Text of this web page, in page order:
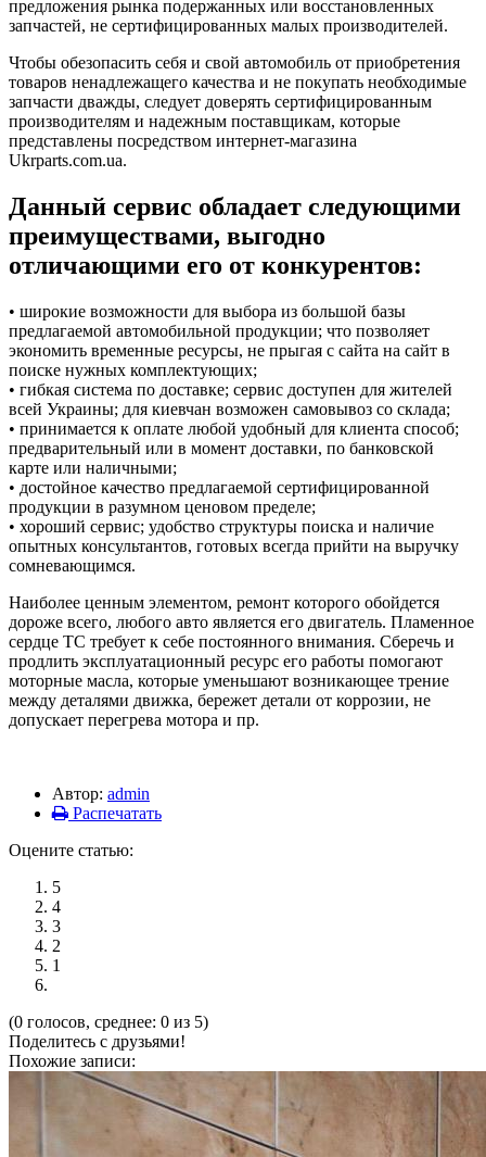
предложения рынка подержанных или восстановленных
запчастей, не сертифицированных малых производителей.
Чтобы обезопасить себя и свой автомобиль от приобретения
товаров ненадлежащего качества и не покупать необходимые
запчасти дважды, следует доверять сертифицированным
производителям и надежным поставщикам, которые
представлены посредством интернет-магазина
Ukrparts.com.ua.
Данный сервис обладает следующими
преимуществами, выгодно
отличающими его от конкурентов:
• широкие возможности для выбора из большой базы
предлагаемой автомобильной продукции; что позволяет
экономить временные ресурсы, не прыгая с сайта на сайт в
поиске нужных комплектующих;
• гибкая система по доставке; сервис доступен для жителей
всей Украины; для киевчан возможен самовывоз со склада;
• принимается к оплате любой удобный для клиента способ;
предварительный или в момент доставки, по банковской
карте или наличными;
• достойное качество предлагаемой сертифицированной
продукции в разумном ценовом пределе;
• хороший сервис; удобство структуры поиска и наличие
опытных консультантов, готовых всегда прийти на выручку
сомневающимся.
Наиболее ценным элементом, ремонт которого обойдется
дороже всего, любого авто является его двигатель. Пламенное
сердце ТС требует к себе постоянного внимания. Сберечь и
продлить эксплуатационный ресурс его работы помогают
моторные масла, которые уменьшают возникающее трение
между деталями движка, бережет детали от коррозии, не
допускает перегрева мотора и пр.
Автор: admin
Распечатать
Оцените статью:
5
4
3
2
1
(0 голосов, среднее: 0 из 5)
Поделитесь с друзьями!
Похожие записи: